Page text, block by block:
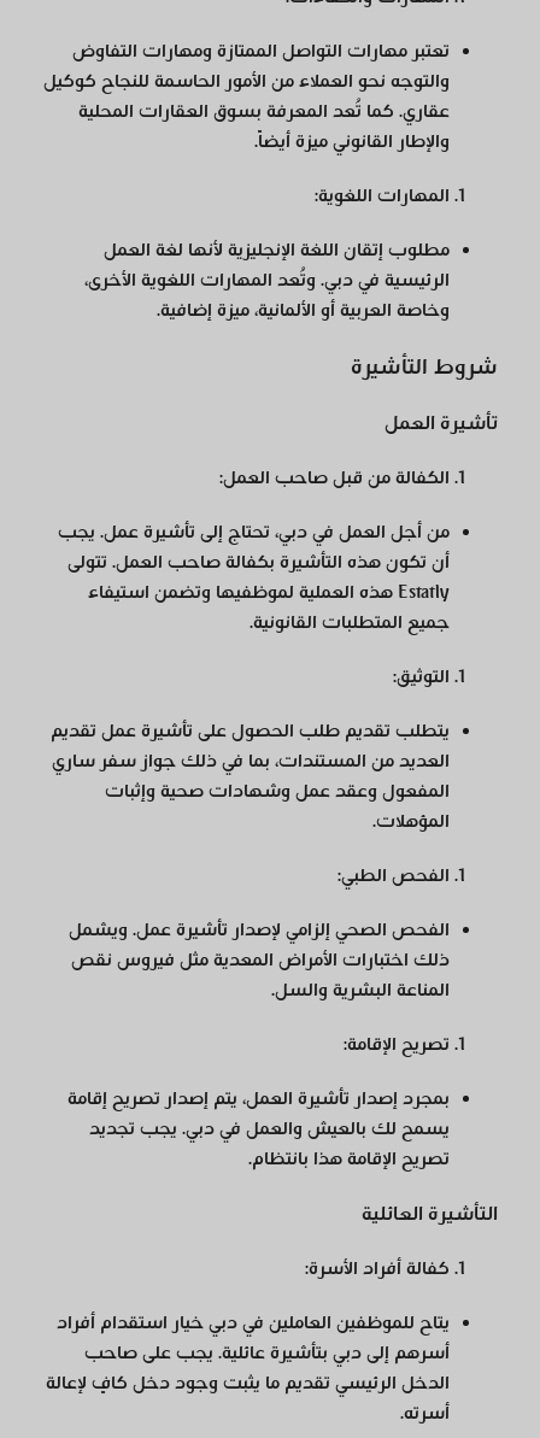
تعتبر مهارات التواصل الممتازة ومهارات التفاوض
والتوجه نحو العملاء من الأمور الحاسمة للنجاح كوكيل
عقاري. كما تُعد المعرفة بسوق العقارات المحلية
والإطار القانوني ميزة أيضاً.
المهارات اللغوية:
مطلوب إتقان اللغة الإنجليزية لأنها لغة العمل
الرئيسية في دبي. وتُعد المهارات اللغوية الأخرى،
وخاصة العربية أو الألمانية، ميزة إضافية.
شروط التأشيرة
تأشيرة العمل
الكفالة من قبل صاحب العمل:
من أجل العمل في دبي، تحتاج إلى تأشيرة عمل. يجب
أن تكون هذه التأشيرة بكفالة صاحب العمل. تتولى
Estatly هذه العملية لموظفيها وتضمن استيفاء
جميع المتطلبات القانونية.
التوثيق:
يتطلب تقديم طلب الحصول على تأشيرة عمل تقديم
العديد من المستندات، بما في ذلك جواز سفر ساري
المفعول وعقد عمل وشهادات صحية وإثبات
المؤهلات.
الفحص الطبي:
الفحص الصحي إلزامي لإصدار تأشيرة عمل. ويشمل
ذلك اختبارات الأمراض المعدية مثل فيروس نقص
المناعة البشرية والسل.
تصريح الإقامة:
بمجرد إصدار تأشيرة العمل، يتم إصدار تصريح إقامة
يسمح لك بالعيش والعمل في دبي. يجب تجديد
تصريح الإقامة هذا بانتظام.
التأشيرة العائلية
كفالة أفراد الأسرة:
يتاح للموظفين العاملين في دبي خيار استقدام أفراد
أسرهم إلى دبي بتأشيرة عائلية. يجب على صاحب
الدخل الرئيسي تقديم ما يثبت وجود دخل كافٍ لإعالة
أسرته.